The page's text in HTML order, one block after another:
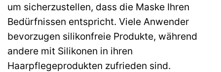
um sicherzustellen, dass die Maske Ihren
Bedürfnissen entspricht. Viele Anwender
bevorzugen silikonfreie Produkte, während
andere mit Silikonen in ihren
Haarpflegeprodukten zufrieden sind.